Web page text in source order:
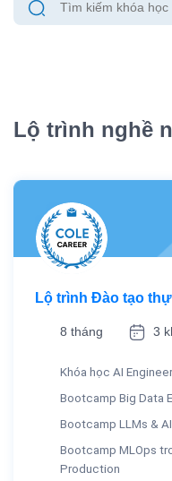
Lộ trình nghề
Lộ trình Đào tạo
8 tháng 3
Khóa học AI
Bootcamp Big Data
Bootcamp LLMs &
Bootcamp MLOps
Production